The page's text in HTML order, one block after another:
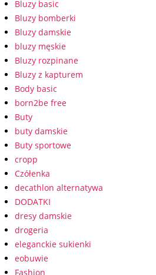
Bluzy basic
Bluzy bomberki
Bluzy damskie
bluzy męskie
Bluzy rozpinane
Bluzy z kapturem
Body basic
born2be free
Buty
buty damskie
Buty sportowe
cropp
Czółenka
decathlon alternatywa
DODATKI
dresy damskie
drogeria
eleganckie sukienki
eobuwie
Fashion